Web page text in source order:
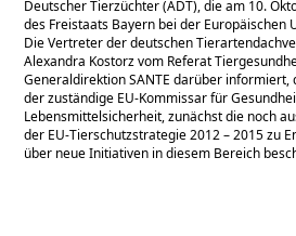
Deutscher Tierzüchter (ADT), die am 10.
des Freistaats Bayern bei der Europäischen
Die Vertreter der deutschen
Alexandra Kostorz vom Referat
Generaldirektion SANTE darüber informiert,
der zuständige EU-Kommissar für
Lebensmittelsicherheit, zunächst die noch
der EU-Tierschutzstrategie 2012 – 2015 zu
über neue Initiativen in diesem Bereich